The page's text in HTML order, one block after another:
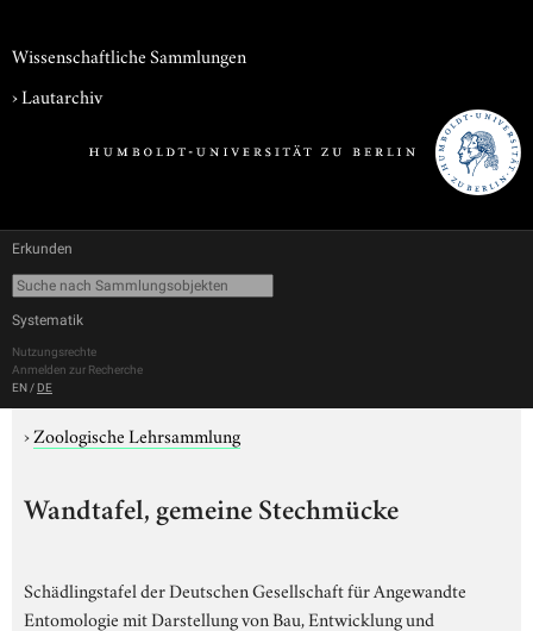
Wissenschaftliche Sammlungen
›Lautarchiv
Erkunden
Systematik
Nutzungsrechte
Anmelden zur Recherche
EN / DE
›Zoologische Lehrsammlung
Wandtafel, gemeine Stechmücke
Schädlingstafel der Deutschen Gesellschaft für Angewandte
Entomologie mit Darstellung von Bau, Entwicklung und